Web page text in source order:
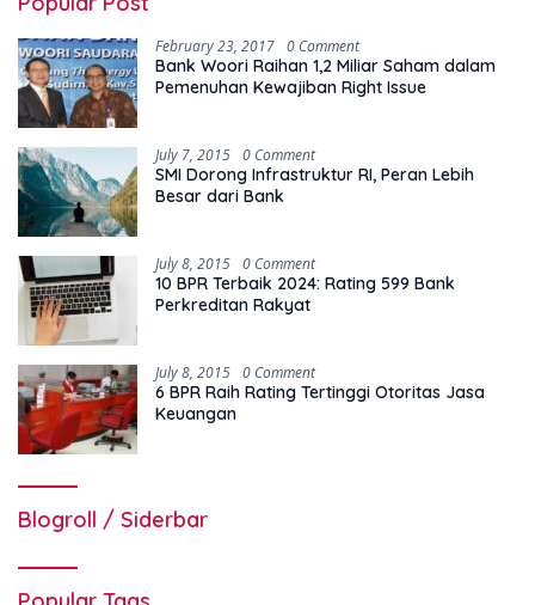
February 23, 2017 0 Comment
Bank Woori Raihan 1,2 Miliar Saham dalam
Pemenuhan Kewajiban Right Issue
July 7, 2015 0 Comment
SMI Dorong Infrastruktur RI, Peran Lebih
Besar dari Bank
July 8, 2015 0 Comment
10 BPR Terbaik 2024: Rating 599 Bank
Perkreditan Rakyat
July 8, 2015 0 Comment
6 BPR Raih Rating Tertinggi Otoritas Jasa
Keuangan
Blogroll / Siderbar